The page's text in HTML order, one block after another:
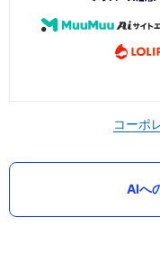
コーポ
AIへ